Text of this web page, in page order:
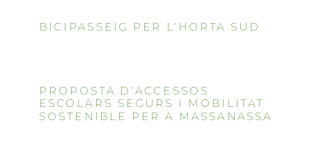
BICIPASSEIG PER L’HORTA SUD
PROPOSTA D’ACCESSOS
ESCOLARS SEGURS I MOBILITAT
SOSTENIBLE PER A MASSANASSA